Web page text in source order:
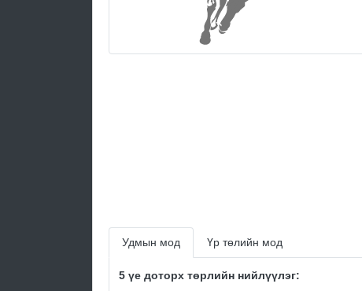
Удмын мод Үр төлийн мод
5 үе доторх төрлийн нийлүүлэг: